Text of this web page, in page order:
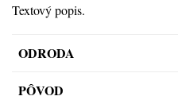
Textový popis.
ODRODA
PÔVOD